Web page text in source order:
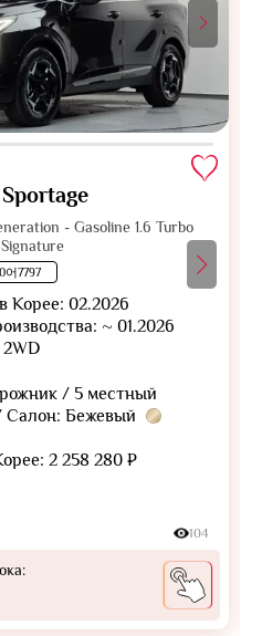
- Gasoline 1.6 Turbo
어7797
Корее: 02.2026
~ 01.2026
/ 5 местный
Салон: Бежевый
2 258 280 ₽
104